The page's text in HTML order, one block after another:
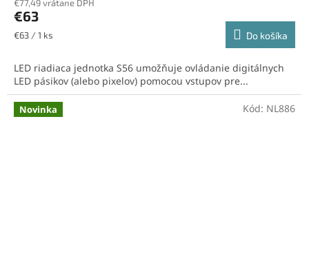
€77,49 vrátane DPH
€63
Jednotková
€63 / 1 ks Do košíka
LED riadiaca jednotka S56 umožňuje ovládanie digitálnych
LED pásikov (alebo pixelov) pomocou vstupov pre...
Novinka Kód: NL886